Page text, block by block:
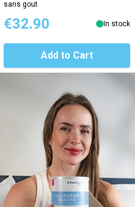
sans gout
€32.90 In stock
Add to Cart